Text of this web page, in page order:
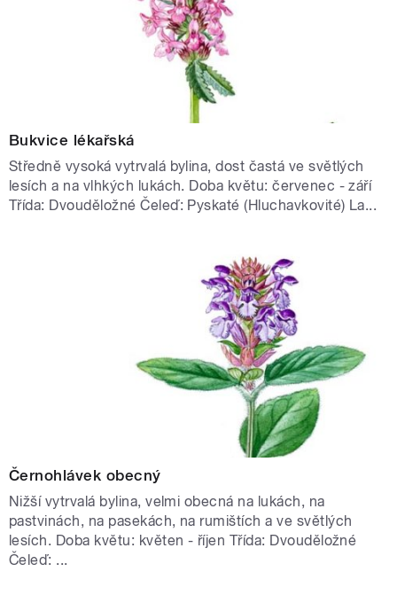
Bukvice lékařská
Středně vysoká vytrvalá bylina, dost častá ve světlých
lesích a na vlhkých lukách. Doba květu: červenec - září
Třída: Dvouděložné Čeleď: Pyskaté (Hluchavkovité) La...
Černohlávek obecný
Nižší vytrvalá bylina, velmi obecná na lukách, na
pastvinách, na pasekách, na rumištích a ve světlých
lesích. Doba květu: květen - říjen Třída: Dvouděložné
Čeleď: ...